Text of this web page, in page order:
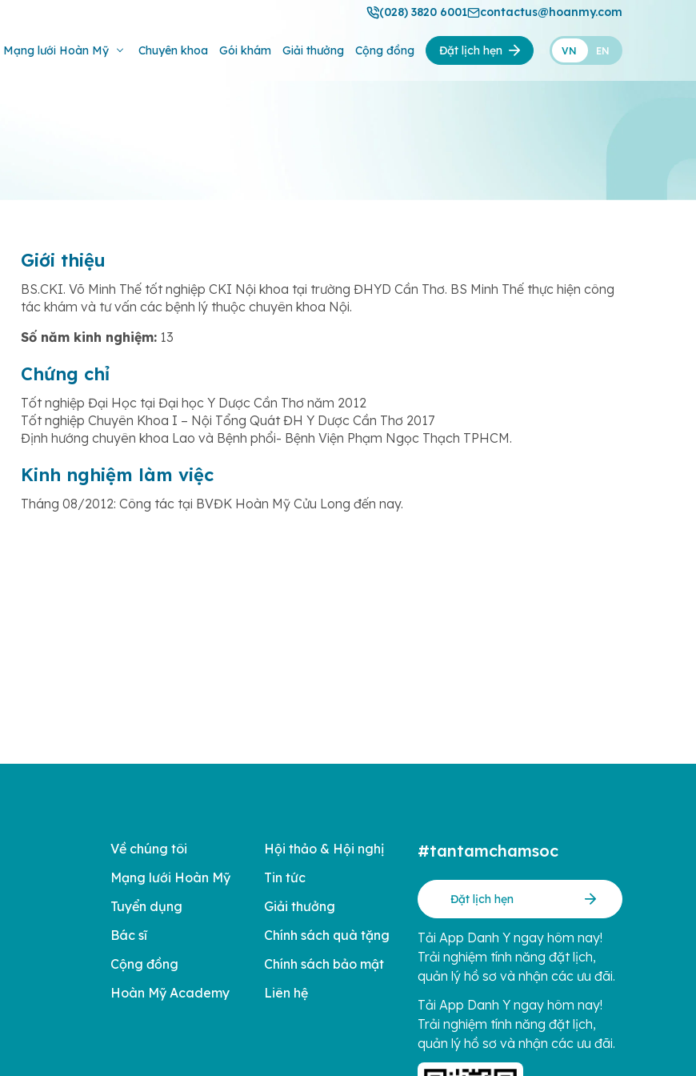
(028) 3820 6001 contactus@hoanmy.com
Mạng lưới Hoàn Mỹ Chuyên khoa Gói khám Giải thưởng Cộng đồng Đặt lịch hẹn VN EN
Giới thiệu
BS.CKI. Võ Minh Thế tốt nghiệp CKI Nội khoa tại trường ĐHYD Cần Thơ. BS Minh Thế thực hiện công
tác khám và tư vấn các bệnh lý thuộc chuyên khoa Nội.
Số năm kinh nghiệm: 13
Chứng chỉ
Tốt nghiệp Đại Học tại Đại học Y Dược Cần Thơ năm 2012
Tốt nghiệp Chuyên Khoa I – Nội Tổng Quát ĐH Y Dược Cần Thơ 2017
Định hướng chuyên khoa Lao và Bệnh phổi- Bệnh Viện Phạm Ngọc Thạch TPHCM.
Kinh nghiệm làm việc
Tháng 08/2012: Công tác tại BVĐK Hoàn Mỹ Cửu Long đến nay.
Về chúng tôi
Mạng lưới Hoàn Mỹ
Tuyển dụng
Bác sĩ
Cộng đồng
Hoàn Mỹ Academy
Hội thảo & Hội nghị
Tin tức
Giải thưởng
Chính sách quà tặng
Chính sách bảo mật
Liên hệ
#tantamchamsoc
Đặt lịch hẹn
Tải App Danh Y ngay hôm nay!
Trải nghiệm tính năng đặt lịch,
quản lý hồ sơ và nhận các ưu đãi.
Tải App Danh Y ngay hôm nay!
Trải nghiệm tính năng đặt lịch,
quản lý hồ sơ và nhận các ưu đãi.